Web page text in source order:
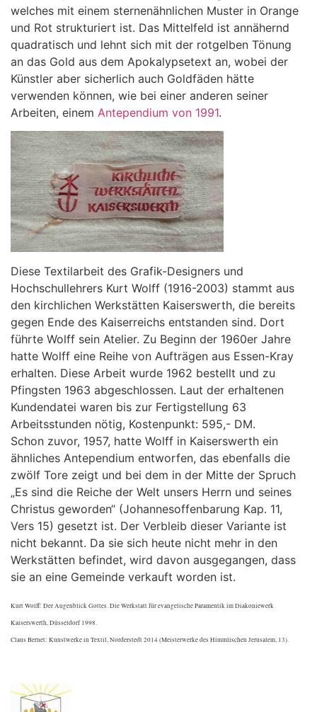
welches mit einem sternenähnlichen Muster in Orange
und Rot strukturiert ist. Das Mittelfeld ist annähernd
quadratisch und lehnt sich mit der rotgelben Tönung
an das Gold aus dem Apokalypsetext an, wobei der
Künstler aber sicherlich auch Goldfäden hätte
verwenden können, wie bei einer anderen seiner
Arbeiten, einem Antependium von 1991.
Diese Textilarbeit des Grafik-Designers und
Hochschullehrers Kurt Wolff (1916-2003) stammt aus
den kirchlichen Werkstätten Kaiserswerth, die bereits
gegen Ende des Kaiserreichs entstanden sind. Dort
führte Wolff sein Atelier. Zu Beginn der 1960er Jahre
hatte Wolff eine Reihe von Aufträgen aus Essen-Kray
erhalten. Diese Arbeit wurde 1962 bestellt und zu
Pfingsten 1963 abgeschlossen. Laut der erhaltenen
Kundendatei waren bis zur Fertigstellung 63
Arbeitsstunden nötig, Kostenpunkt: 595,- DM.
Schon zuvor, 1957, hatte Wolff in Kaiserswerth ein
ähnliches Antependium entworfen, das ebenfalls die
zwölf Tore zeigt und bei dem in der Mitte der Spruch
„Es sind die Reiche der Welt unsers Herrn und seines
Christus geworden“ (Johannesoffenbarung Kap. 11,
Vers 15) gesetzt ist. Der Verbleib dieser Variante ist
nicht bekannt. Da sie sich heute nicht mehr in den
Werkstätten befindet, wird davon ausgegangen, dass
sie an eine Gemeinde verkauft worden ist.
Kurt Wolff: Der Augenblick Gottes. Die Werkstatt für evangelische Paramentik im Diakoniewerk
Kaiserswerth, Düsseldorf 1998.
Claus Bernet: Kunstwerke in Textil, Norderstedt 2014 (Meisterwerke des Himmlischen Jerusalem, 13).